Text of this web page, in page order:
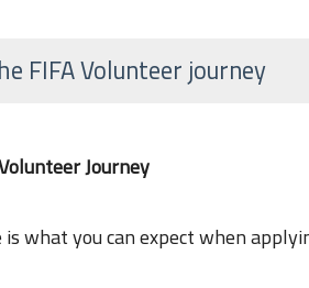
FIFA Volunteer journey
Journey
is what you can expect when